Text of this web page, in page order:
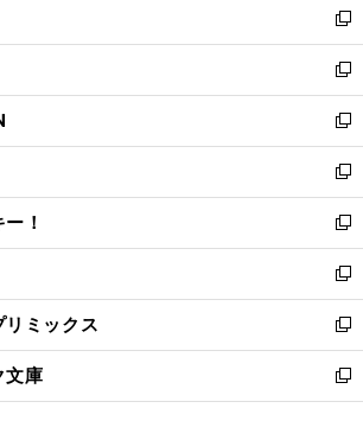
ド
ウ
で
開
く
ィ
ン
ド
ウ
で
開
く
い
ウ
ィ
ン
ド
ウ
で
開
く
新
し
い
ウ
ィ
ン
ド
ウ
で
開
く
新
し
い
ウ
ィ
ン
ド
ウ
で
開
く
新
し
い
ウ
ィ
ン
ド
ウ
で
開
く
新
し
い
ウ
ィ
ン
ド
ウ
で
開
！
新
し
い
ウ
ィ
ン
ド
ウ
新
し
い
ウ
ィ
ン
ミックス
新
し
い
ウ
文庫
新
し